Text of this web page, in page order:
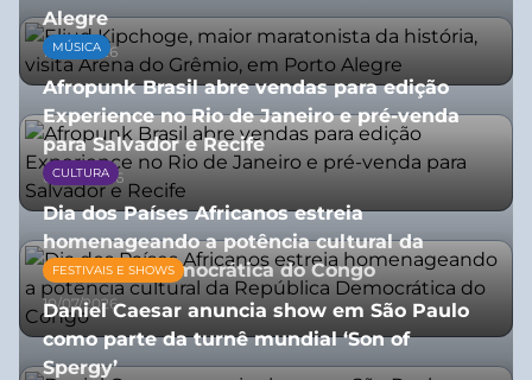
Alegre
10/07/2026
MÚSICA
Afropunk Brasil abre vendas para edição
Experience no Rio de Janeiro e pré-venda
para Salvador e Recife
03/08/2026
CULTURA
Dia dos Países Africanos estreia
homenageando a potência cultural da
República Democrática do Congo
10/07/2026
FESTIVAIS E SHOWS
Daniel Caesar anuncia show em São Paulo
como parte da turnê mundial ‘Son of
Spergy’